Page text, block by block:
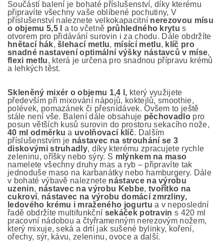
Součástí balení je bohaté příslušenství, díky kterému
připravíte všechny vaše oblíbené pochutiny, V
příslušenství naleznete velkokapacitní nerezovou mísu
o objemu 5,5 l
a to včetně průhledného krytu s
otvorem pro přidávání surovin i za chodu. Dále obdržíte
hnětací hák,šlehací metlu, mísící metlu, klíč pro
snadné nastavení optimální výšky nástavců v míse,
flexi metlu, která je určena pro snadnou přípravu krémů
a lehkých těst.
Skleněný mixér o objemu 1,4 l, který využijete
především při mixování nápojů, koktejlů, smoothie,
polévek, pomazánek či přesnídávek. Ovšem to ještě
stále není vše. Balení dále obsahuje pěchovadlo pro
posun větších kusů surovin do prostoru sekacího nože,
40 ml odměrku a uvolňovací klíč. Dalším
příslušenstvím je nástavec na strouhání se 3
diskovými struhadly, díky kterému zpracujete rychle
zeleninu, oříšky nebo sýry. S mlýnkem na maso
namelete všechny druhy mas a ryb – připravíte tak
jednoduše maso na karbanátky nebo hamburgery. Dále
v bohaté výbavě naleznete nástavce na výrobu
uzenin, nástavec na výrobu Kebbe, tvořítko na
cukroví, nástavec na výrobu domácí zmrzliny,
ledového krému i mraženého jogurtu a v neposlední
řadě obdržíte multifunkční sekáček potravin s 420 ml
pracovní nádobou a čtyřramenným nerezovým nožem,
který mixuje, seká a drtí jak sušené bylinky, koření,
ořechy, sýr, kávu, zeleninu, ovoce a další.